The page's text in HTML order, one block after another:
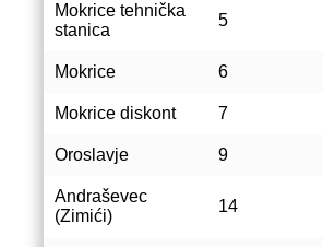
Mokrice tehnička
stanica
5
Mokrice 6
Mokrice diskont 7
Oroslavje 9
Andraševec
(Zimići)
14